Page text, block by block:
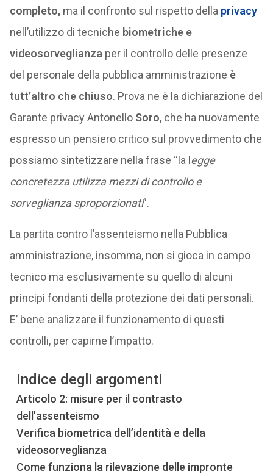
completo,ma il confronto sul rispetto della privacy
nell’utilizzo di tecniche biometriche e
videosorveglianza per il controllo delle presenze
del personale della pubblica amministrazione è
tutt’altro che chiuso. Prova ne è la dichiarazione del
Garante privacy Antonello Soro, che ha nuovamente
espresso un pensiero critico sul provvedimento che
possiamo sintetizzare nella frase “la l egge
concretezza utilizza mezzi di controllo e
sorveglianza sproporzionati”.
La partita contro l’assenteismo nella Pubblica
amministrazione, insomma, non si gioca in campo
tecnico ma esclusivamente su quello di alcuni
principi fondanti della protezione dei dati personali.
E’ bene analizzare il funzionamento di questi
controlli, per capirne l’impatto.
Indice degli argomenti
Articolo 2: misure per il contrasto
dell’assenteismo
Verifica biometrica dell’identità e della
videosorveglianza
Come funziona la rilevazione delle impronte